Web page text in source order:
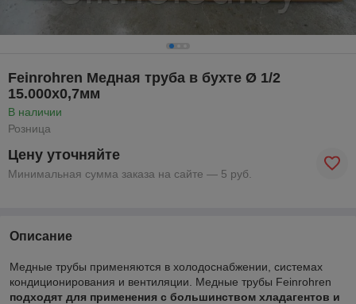
Feinrohren Медная труба в бухте Ø 1/2
15.000х0,7мм
В наличии
Розница
Цену уточняйте
Минимальная сумма заказа на сайте — 5 руб.
Описание
Медные трубы применяются в холодоснабжении, системах
кондиционирования и вентиляции. Медные трубы Feinrohren
подходят для применения с большинством хладагентов и